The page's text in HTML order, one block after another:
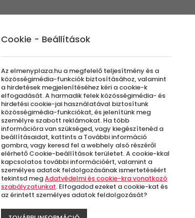
vagy akár egy
kínálatunkban.
Cookie - Beállítások
Az elmenyplaza.hu a megfelelő teljesítmény és a
közösségimédia-funkciók biztosításához, valamint
a hirdetések megjelenítéséhez kéri a cookie-k
elfogadását. A harmadik felek közösségimédia- és
hirdetési cookie-jai használatával biztosítunk
közösségimédia-funkciókat, és jelenítünk meg
személyre szabott reklámokat. Ha több
információra van szükséged, vagy kiegészítenéd a
beállításaidat, kattints a További információ
gombra, vagy keresd fel a webhely alsó részéről
elérhető Cookie-beállítások területet. A cookie-kkal
kapcsolatos további információért, valamint a
személyes adatok feldolgozásának ismertetéséért
tekintsd megAdatvédelmi és cookie-kra vonatkozó
szabályzatunkat. Elfogadod ezeket a cookie-kat és
az érintett személyes adatok feldolgozását?